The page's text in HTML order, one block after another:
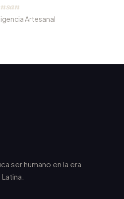
Artesanal
ser humano en la era